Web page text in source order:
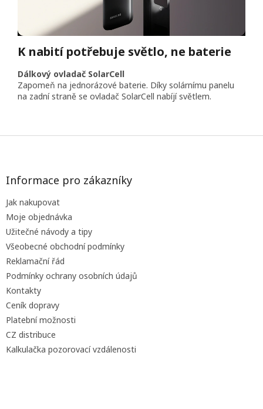
K nabití potřebuje světlo, ne baterie
Dálkový ovladač SolarCell
Zapomeň na jednorázové baterie. Díky solárnímu panelu
na zadní straně se ovladač SolarCell nabíjí světlem.
Z
Informace pro zákazníky
Jak nakupovat
Moje objednávka
Užitečné návody a tipy
Všeobecné obchodní podmínky
Reklamační řád
Podmínky ochrany osobních údajů
Kontakty
Ceník dopravy
Platební možnosti
CZ distribuce
Kalkulačka pozorovací vzdálenosti